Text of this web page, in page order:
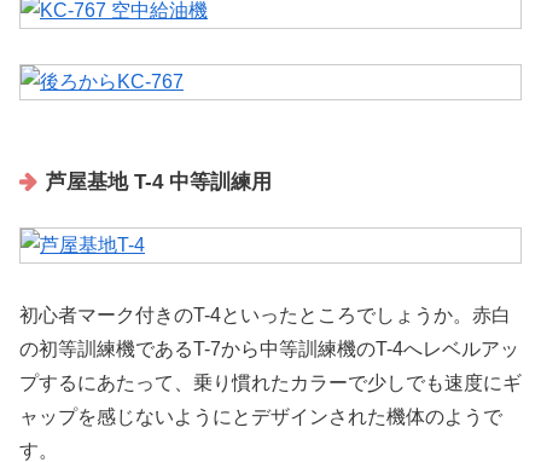
芦屋基地 T-4 中等訓練用
初心者マーク付きのT-4といったところでしょうか。赤白
の初等訓練機であるT-7から中等訓練機のT-4へレベルアッ
プするにあたって、乗り慣れたカラーで少しでも速度にギ
ャップを感じないようにとデザインされた機体のようで
す。